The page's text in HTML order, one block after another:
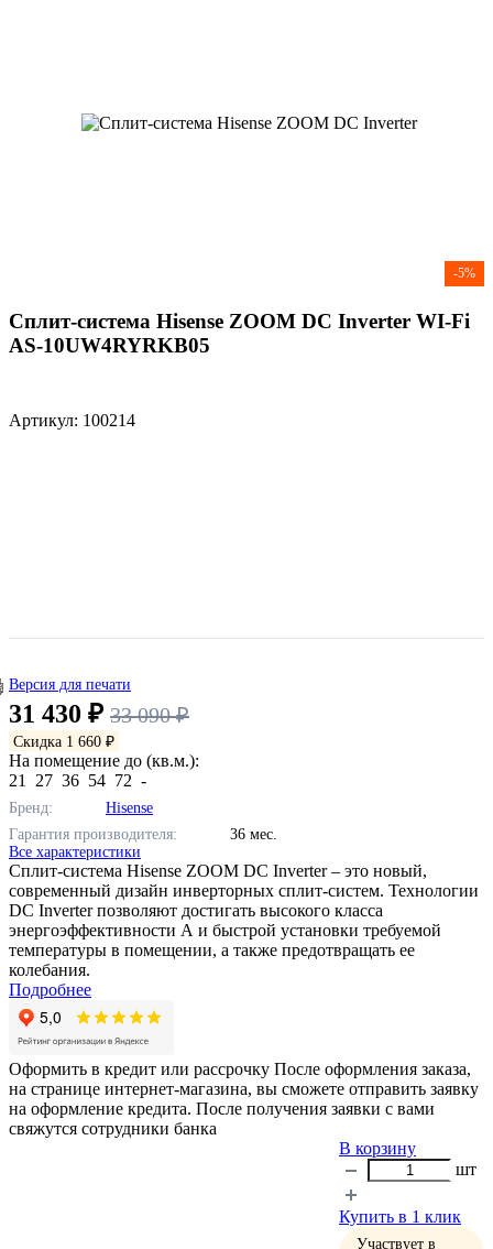
-5%
Сплит-система Hisense ZOOM DC Inverter WI-Fi
AS-10UW4RYRKB05
Артикул: 100214
Версия для печати
31 430 ₽ 33 090 ₽
Скидка 1 660 ₽
На помещение до (кв.м.):
21
27 36 54 72 -
Бренд:
Hisense
Гарантия производителя:
36 мес.
Все характеристики
Сплит-система Hisense ZOOM DC Inverter – это новый,
современный дизайн инверторных сплит-систем. Технологии
DC Inverter позволяют достигать высокого класса
энергоэффективности А и быстрой установки требуемой
температуры в помещении, а также предотвращать ее
колебания.
Подробнее
Оформить в кредит или рассрочку После оформления заказа,
на странице интернет-магазина, вы сможете отправить заявку
на оформление кредита. После получения заявки с вами
свяжутся сотрудники банка
В корзину
шт
Купить в 1 клик
Участвует в